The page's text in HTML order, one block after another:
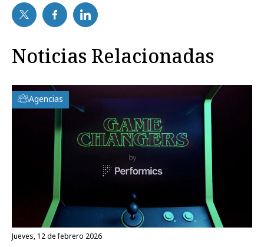
Noticias Relacionadas
Agencias
jueves, 12 de febrero 2026